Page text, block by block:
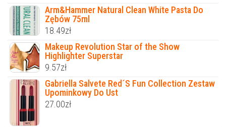
Arm&Hammer Natural Clean White Pasta Do
Zębów 75ml
18.49zł
Makeup Revolution Star of the Show
Highlighter Superstar
9.57zł
Gabriella Salvete Red´S Fun Collection Zestaw
Upominkowy Do Ust
27.00zł